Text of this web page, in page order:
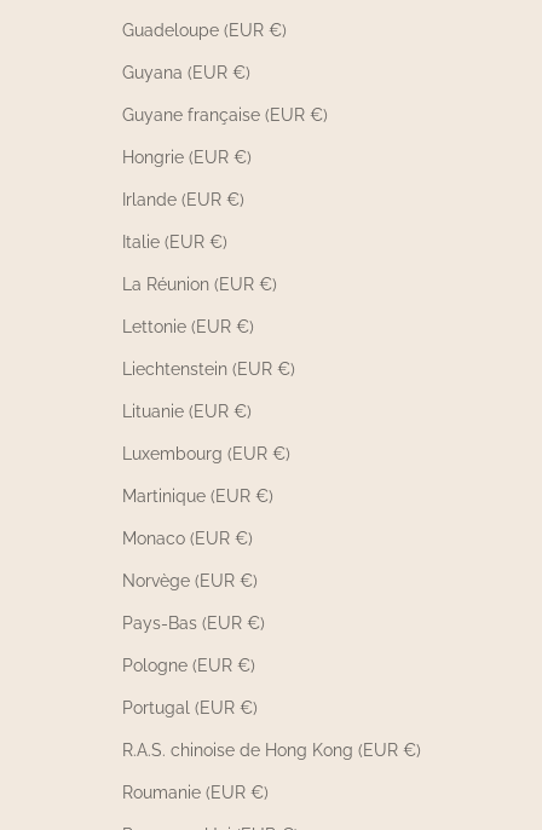
Guadeloupe (EUR €)
Guyana (EUR €)
Guyane française (EUR €)
Hongrie (EUR €)
Irlande (EUR €)
Italie (EUR €)
La Réunion (EUR €)
Lettonie (EUR €)
Liechtenstein (EUR €)
Lituanie (EUR €)
Luxembourg (EUR €)
Martinique (EUR €)
Monaco (EUR €)
Norvège (EUR €)
Pays-Bas (EUR €)
Pologne (EUR €)
Portugal (EUR €)
R.A.S. chinoise de Hong Kong (EUR €)
Roumanie (EUR €)